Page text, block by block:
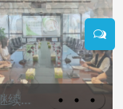
北京国际商会医药健康专委会2026半年工作会暨供需对接专场活动成功举办
北京市商业服务业技能大赛市级决赛“医药商品购销员（药品购销员）”项目选拔赛顺利完成
2026年度药品经营企业质量管理人员继续教育首期培训顺利完成